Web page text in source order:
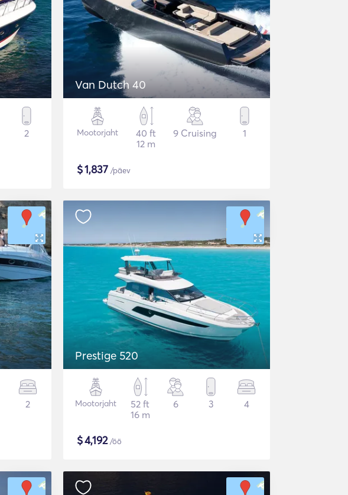
2
Van Dutch 40
Mootorjaht
40 ft
12 m
9 Cruising 1
$1,837 /päev
2
Prestige 520
Mootorjaht
52 ft
16 m
6 3 4
$4,192/öö